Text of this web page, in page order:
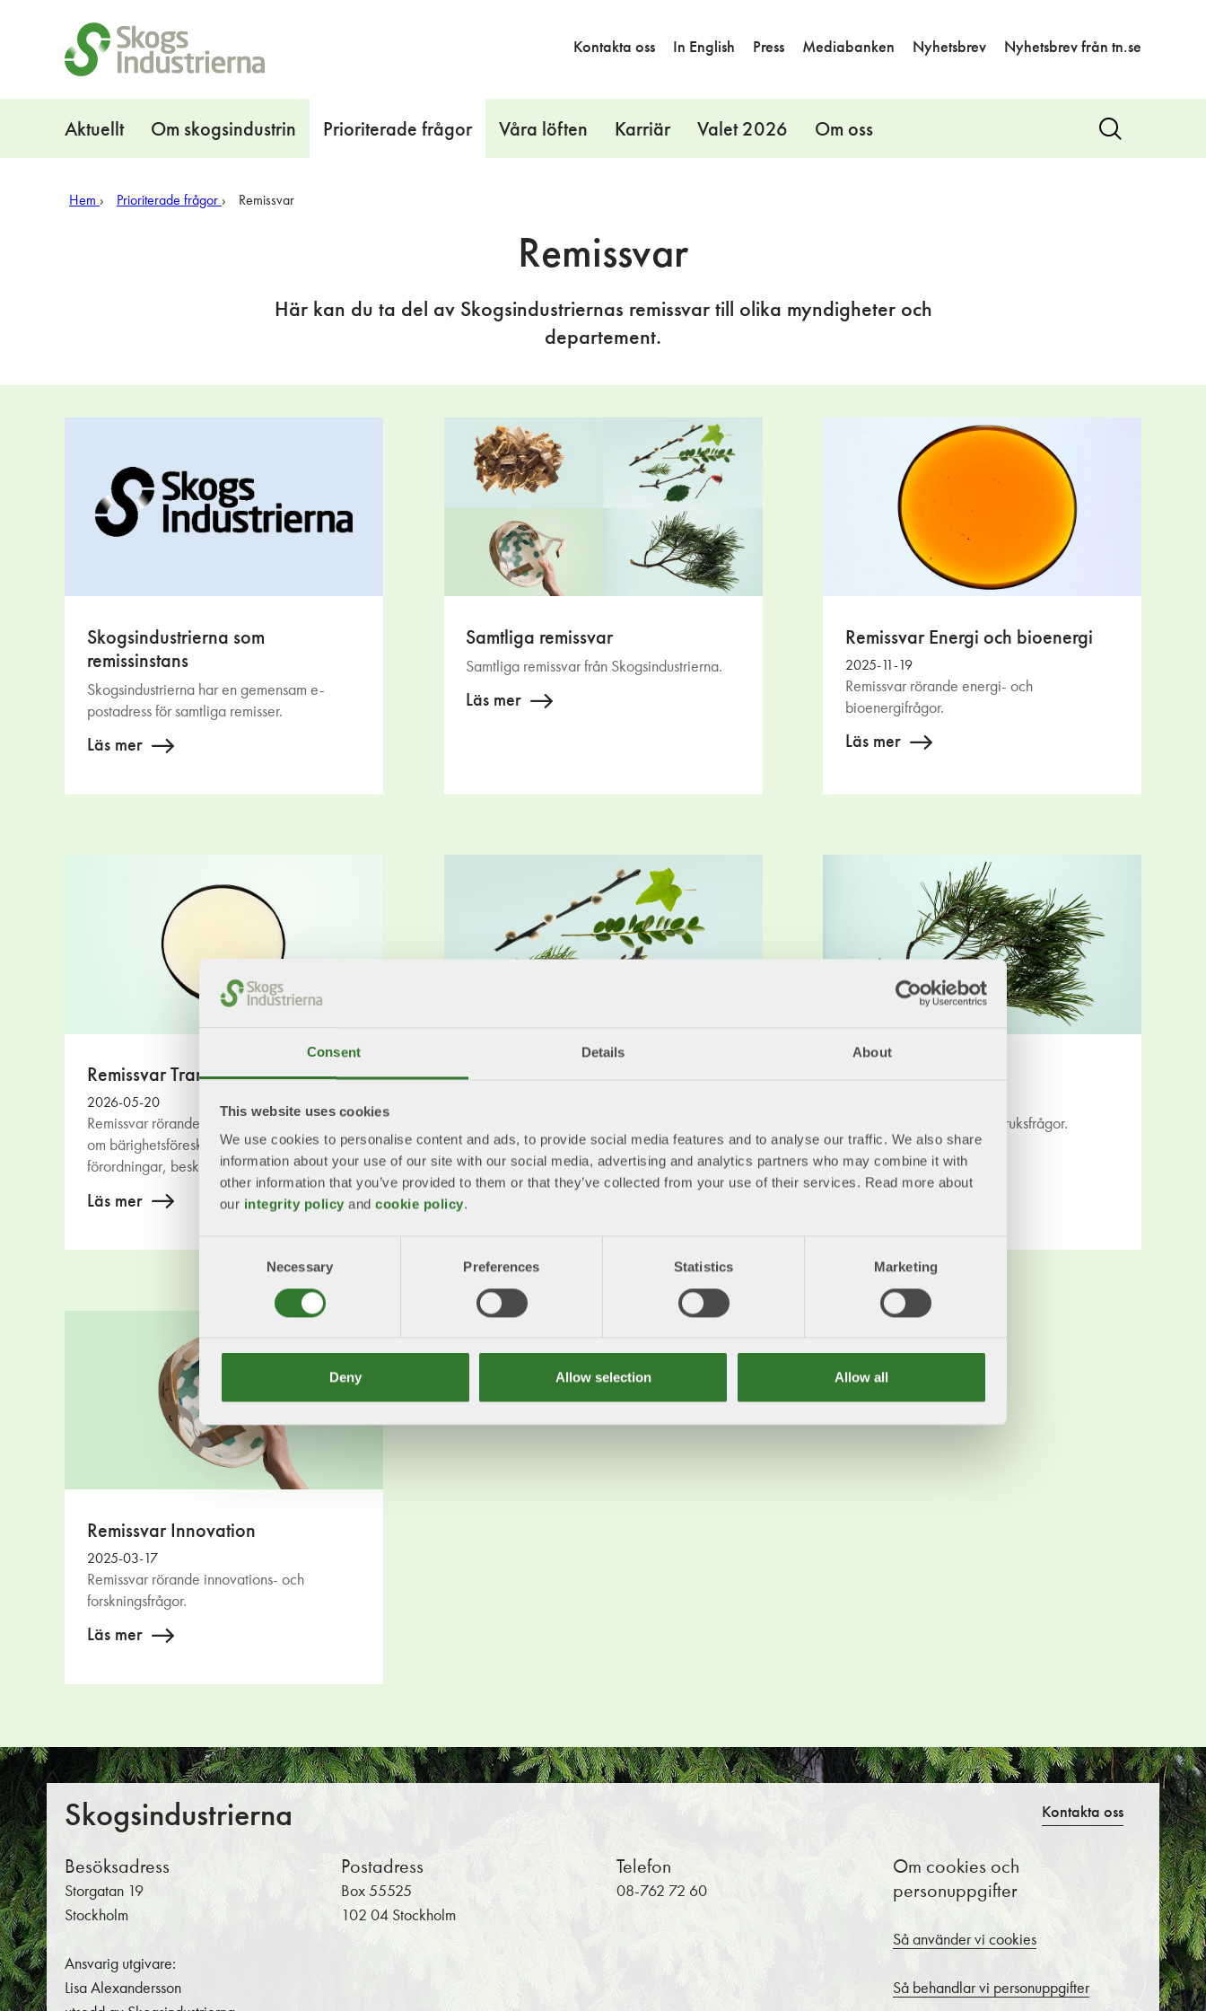
Consent Details About
This website uses cookies
We use cookies to personalise content and ads, to provide social media features and to analyse our traffic. We also share
information about your use of our site with our social media, advertising and analytics partners who may combine it with
other information that you’ve provided to them or that they’ve collected from your use of their services. Read more about
our integrity policy and cookie policy.
Necessary Preferences Statistics Marketing
Deny Allow selection Allow all
Kontakta oss In English Press Mediabanken Nyhetsbrev Nyhetsbrev från tn.se
Navigation
Aktuellt Om skogsindustrin Prioriterade frågor Våra löften Karriär Valet 2026 Om oss
Visa
sök
Hem Prioriterade frågor Remissvar
Remissvar
Här kan du ta del av Skogsindustriernas remissvar till olika myndigheter och
departement.
Skogsindustrierna som
remissinstans
Skogsindustrierna har en gemensam e-
postadress för samtliga remisser.
Läs mer
Samtliga remissvar
Samtliga remissvar från Skogsindustrierna.
Läs mer
Remissvar Energi och bioenergi
2025-11-19
Remissvar rörande energi- och
bioenergifrågor.
Läs mer
Remissvar Transport
2026-05-20
Remissvar rörande transportfrågor t ex svar
om bärighetsföreskrifter, ändring av
förordningar, beskattningar och avgifter.
Läs mer
Remissvar Miljö och hållbarhet
hållbarhetsfrågor.
Läs mer
Remissvar rörande skogsbruksfrågor.
Läs mer
Remissvar Innovation
2025-03-17
Remissvar rörande innovations- och
forskningsfrågor.
Läs mer
Skogsindustrierna
Besöksadress
Storgatan 19
Stockholm
Ansvarig utgivare:
Lisa Alexandersson
Postadress
Box 55525
102 04 Stockholm
Telefon
08-762 72 60
Om cookies och
personuppgifter
Så använder vi cookies
Så behandlar vi personuppgifter
Kontakta oss